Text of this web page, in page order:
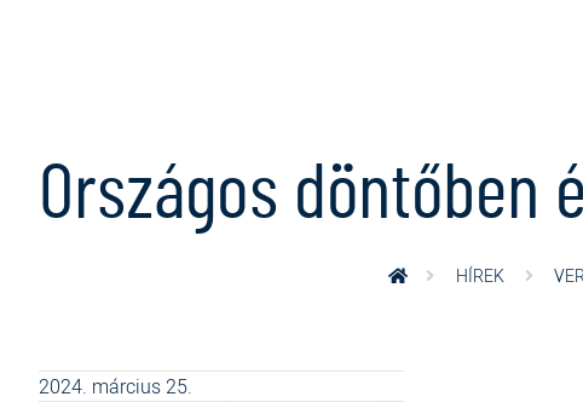
Országos döntőben
HÍREK
2024. március 25.